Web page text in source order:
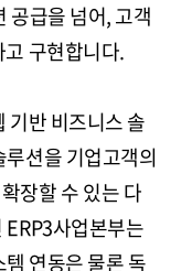
공급을 넘어, 고객
구현합니다.
기반 비즈니스 솔
션을 기업고객의
장할 수 있는 다
사업본부는
연동은 물론 독